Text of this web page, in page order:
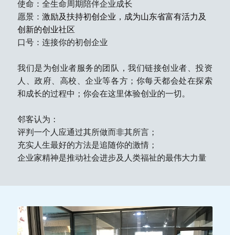
使命：全生命周期陪伴企业成长
愿景： 激励及扶持初创企业，成为山东省富有活力及
创新的创业社区
口号：连接你的初创企业
我们是为创业者服务的团队，我们链接创业者、投资
人、政府、高校、企业等各方；你每天都会处在探索
和成长的过程中；你会在这里体验创业的一切。
邻客认为：
评判一个人应通过其所做而非其所言；
充实人生最好的方法是追随你的激情；
企业家精神是推动社会进步及人类福祉的最伟大力量